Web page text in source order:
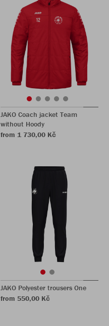
JAKO Coach jacket Team
without Hoody
from 1 730,00 Kč
JAKO Polyester trousers One
from 550,00 Kč